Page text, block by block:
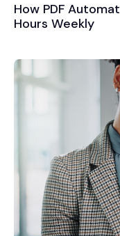
How PDF
Hours Weekly